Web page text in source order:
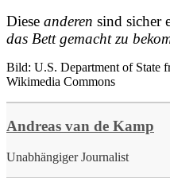
Diese anderen sind sicher
das Bett gemacht zu
Bild: U.S. Department of State
Wikimedia Commons
Andreas van de Kamp
Unabhängiger Journalist